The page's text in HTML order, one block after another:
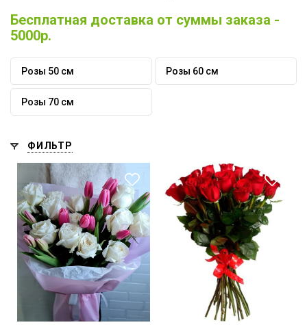
Бесплатная доставка от суммы заказа -
5000р.
Розы 50 см Розы 60 см
Розы 70 см
ФИЛЬТР
50 см 40 см
Пластиковая или атласная
лента
60 см
35 см